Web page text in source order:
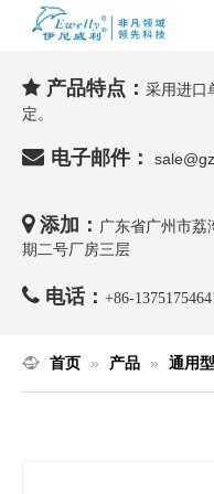
 产品特点： 采用进口
定。
 电子邮件：
 添加：
广东省广州市荔
期二号厂房三层
 电话： +86-
首页 » 产品 » 通用